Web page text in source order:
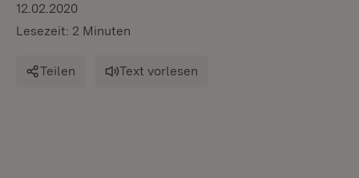
12.02.2020
Lesezeit: 2 Minuten
Teilen Text vorlesen